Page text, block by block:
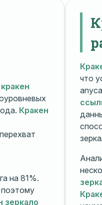
кракен
Кракен
на 81%.
зеркало
что